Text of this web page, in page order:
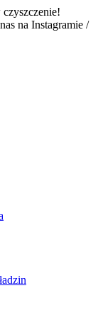
na Instagramie /